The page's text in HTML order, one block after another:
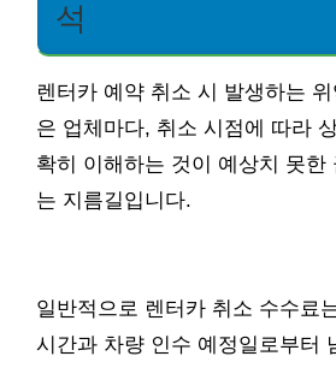
석
렌터카 예약 취소 시 발생하는
은 업체마다, 취소 시점에 따라
확히 이해하는 것이 예상치 못한
는 지름길입니다.
일반적으로 렌터카 취소 수수료
시간과 차량 인수 예정일로부터